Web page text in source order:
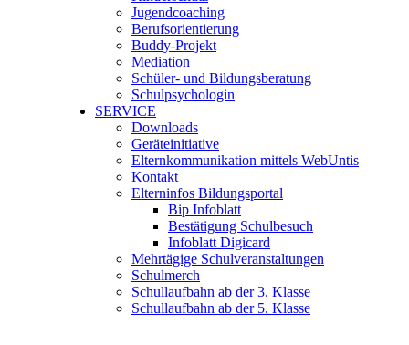
Jugendcoaching
Berufsorientierung
Buddy-Projekt
Mediation
Schüler- und Bildungsberatung
Schulpsychologin
SERVICE
Downloads
Geräteinitiative
Elternkommunikation mittels WebUntis
Kontakt
Elterninfos Bildungsportal
Bip Infoblatt
Bestätigung Schulbesuch
Infoblatt Digicard
Mehrtägige Schulveranstaltungen
Schulmerch
Schullaufbahn ab der 3. Klasse
Schullaufbahn ab der 5. Klasse